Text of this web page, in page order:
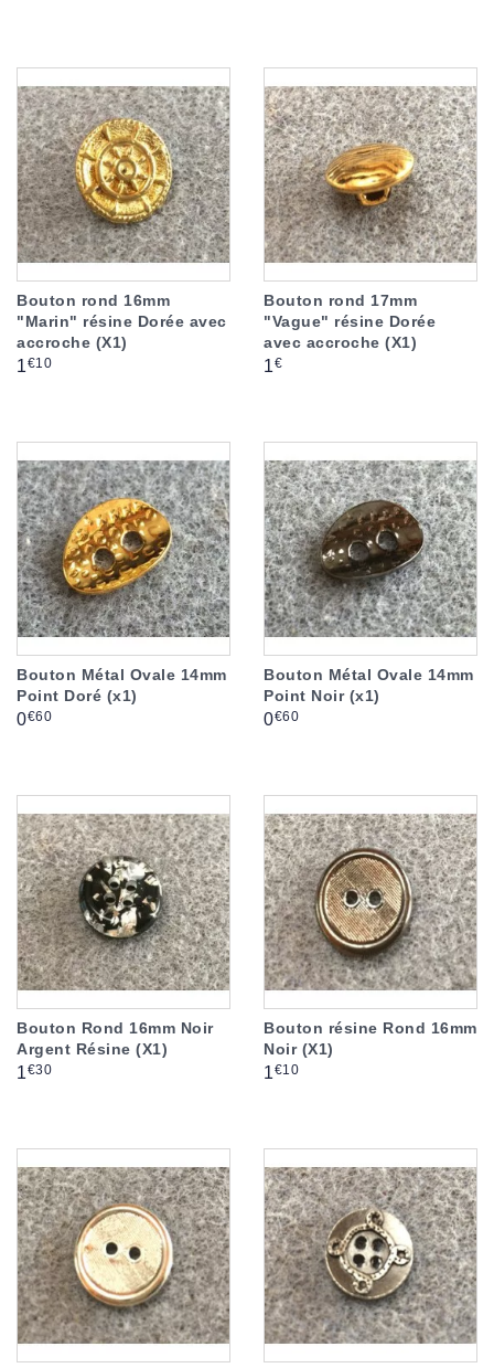
Bouton rond 16mm
"Marin" résine Dorée avec
accroche (X1)
Prix
1€10
Bouton rond 17mm
"Vague" résine Dorée
avec accroche (X1)
Prix
1€
Bouton Métal Ovale 14mm
Point Doré (x1)
Prix
0€60
Bouton Métal Ovale 14mm
Point Noir (x1)
Prix
0€60
Bouton Rond 16mm Noir
Argent Résine (X1)
Prix
1€30
Bouton résine Rond 16mm
Noir (X1)
Prix
1€10